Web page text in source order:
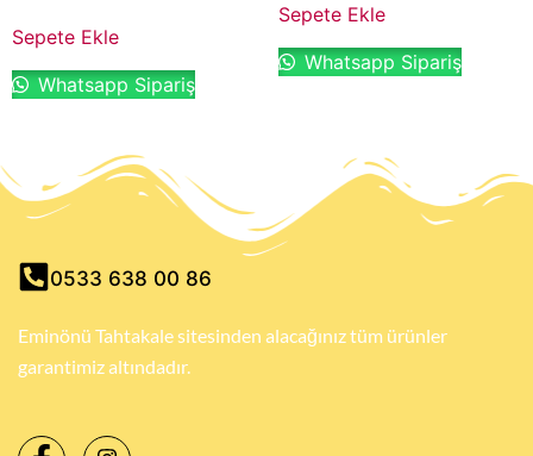
Sepete Ekle
Whatsapp Sipariş
Sepete Ekle
Whatsapp Sipariş
0533 638 00 86
Eminönü Tahtakale sitesinden alacağınız tüm ürünler
garantimiz altındadır.